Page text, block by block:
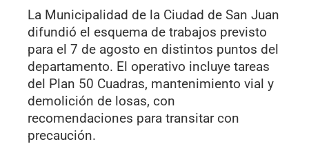
La Municipalidad de la Ciudad de San Juan
difundió el esquema de trabajos previsto
para el 7 de agosto en distintos puntos del
departamento. El operativo incluye tareas
del Plan 50 Cuadras, mantenimiento vial y
demolición de losas, con
recomendaciones para transitar con
precaución.